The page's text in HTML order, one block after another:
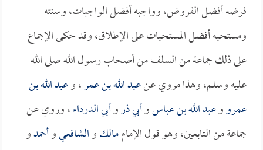
فرضه أفضل الفروض، وواجبه أفضل الواجبات، وسنته
ومستحبه أفضل المستحبات على الإطلاق، وقد حكى الإجماع
على ذلك جماعة من السلف من أصحاب رسول الله صلى الله
عليه وسلم، وهذا مروي عنعبد الله بن عمر، وعبد الله بن
عمرووعبد الله بن عباسوأبي ذروأبي الدرداء، وروي عن
جماعة من التابعين، وهو قول الإماممالكوالشافعيوأحمدو